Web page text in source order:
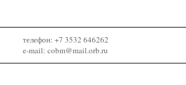
телефон: +7 3532 646262
e-mail: cobm@mail.orb.ru